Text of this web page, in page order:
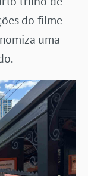
do filme
uma